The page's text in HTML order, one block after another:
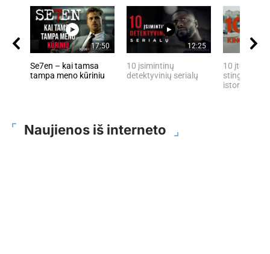
17:50
Se7en – kai tamsa
tampa meno kūriniu
12:25
10 įsimintinų
detektyvinių serialų
10 įtemptų,
stingdančių
istorijų
Naujienos iš interneto